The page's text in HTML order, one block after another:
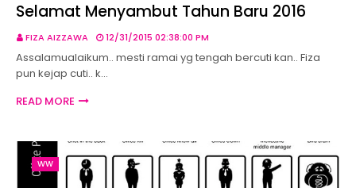
Selamat Menyambut Tahun Baru 2016
FIZA AIZZAWA 12/31/2015 02:38:00 PM
Assalamualaikum.. mesti ramai yg tengah bercuti kan.. Fiza
pun kejap cuti.. k…
READ MORE
WW